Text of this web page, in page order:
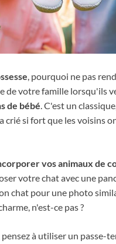
, pourquoi ne pas
de votre famille lorsqu'ils
de bébé. C'est un
crié si fort que les voisins
vos animaux de
votre chat avec une
chat pour une photo
n'est-ce pas ?
pensez à utiliser un passe-